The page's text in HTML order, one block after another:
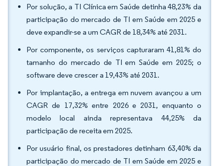
Por solução, a TI Clínica em Saúde detinha 48,23% da
participação do mercado de TI em Saúde em 2025 e
deve expandir-se a um CAGR de 18,34% até 2031.
Por componente, os serviços capturaram 41,81% do
tamanho do mercado de TI em Saúde em 2025; o
software deve crescer a 19,43% até 2031.
Por implantação, a entrega em nuvem avançou a um
CAGR de 17,32% entre 2026 e 2031, enquanto o
modelo local ainda representava 44,25% da
participação de receita em 2025.
Por usuário final, os prestadores detinham 63,40% da
participação do mercado de TI em Saúde em 2025 e